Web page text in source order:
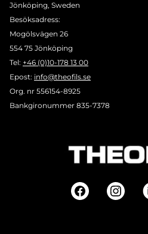
Jönköping, Sweden
Besöksadress:
Mogölsvägen 26
554 75 Jönköping
Tel: +46 (0)10-178 13 00
Epost: info@theofils.se
Org. nr 556154-8925
Bankgironummer 835-7378